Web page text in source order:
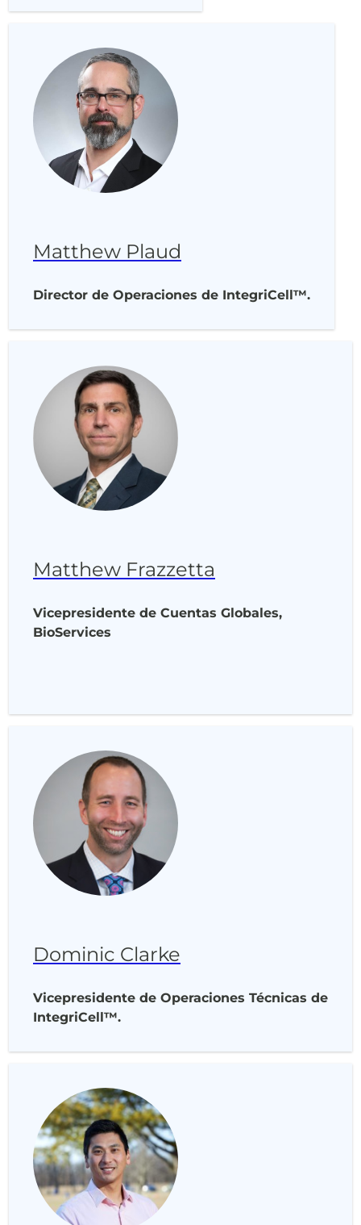
Matthew Plaud
Director de Operaciones de IntegriCell™.
Matthew Frazzetta
Vicepresidente de Cuentas Globales,
BioServices
Dominic Clarke
Vicepresidente de Operaciones Técnicas de
IntegriCell™.